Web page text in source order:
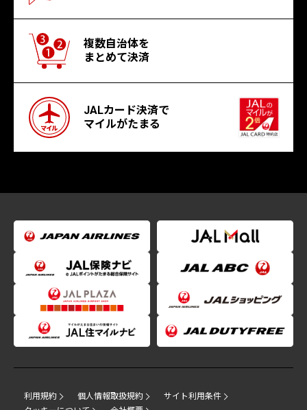
複数自治体を
まとめて決済
JALカード決済で
マイルがたまる
利用規約 個人情報取扱規約
サイト利用条件